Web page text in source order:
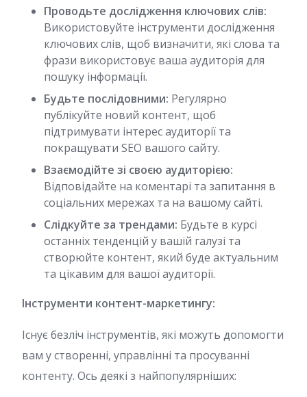
Проводьте дослідження ключових слів:
Використовуйте інструменти дослідження
ключових слів, щоб визначити, які слова та
фрази використовує ваша аудиторія для
пошуку інформації.
Будьте послідовними: Регулярно
публікуйте новий контент, щоб
підтримувати інтерес аудиторії та
покращувати SEO вашого сайту.
Взаємодійте зі своєю аудиторією:
Відповідайте на коментарі та запитання в
соціальних мережах та на вашому сайті.
Слідкуйте за трендами: Будьте в курсі
останніх тенденцій у вашій галузі та
створюйте контент, який буде актуальним
та цікавим для вашої аудиторії.
Інструменти контент-маркетингу:
Існує безліч інструментів, які можуть допомогти
вам у створенні, управлінні та просуванні
контенту. Ось деякі з найпопулярніших: